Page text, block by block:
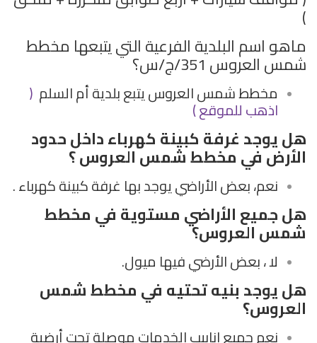
)
ماهو اسم البلدية الفرعية التي يتبعها مخطط
شمس العروس 351/ج/س؟
مخطط شمس العروس يتبع بلدية أم السلم (
اذهب للموقع )
هل يوجد غرفة كبينة كهرباء داخل حدود
الأرض في مخطط شمس العروس ؟
نعم، بعض الأراضي يوجد بها غرفة كبينة كهرباء .
هل جميع الأراضي مستوية في مخطط
شمس العروس؟
لا ، بعض الأرضي فيها ميول.
هل يوجد بنيه تحتيه في مخطط شمس
العروس؟
نعم جميع انابيب الخدمات موصلة تحت أرضية